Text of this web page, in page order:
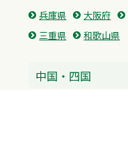
兵庫県 大阪府
三重県
和歌山県
中国・四国